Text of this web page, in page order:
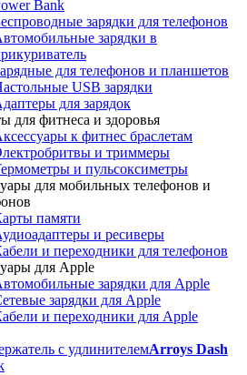
Bank
зарядки для телефонов
зарядки в
для телефонов и планшетов
USB зарядки
для зарядок
для фитнеса и здоровья
к фитнес браслетам
и триммеры
и пульсоксиметры
для мобильных телефонов и
памяти
и ресиверы
и переходники для телефонов
для Apple
зарядки для Apple
зарядки для Apple
и переходники для Apple
с удлинителемArroys Dash